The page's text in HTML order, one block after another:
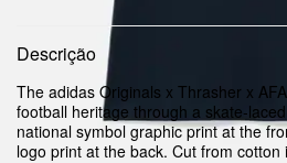
Descrição
The adidas Originals x Thrasher x
football heritage through a skate-
national symbol graphic print at the
logo print at the back. Cut from cotton